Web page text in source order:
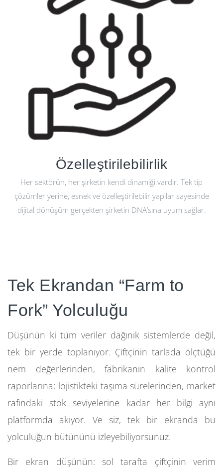
Özelleştirilebilirlik
Her sektörün, her şirketin kendi dinamiği vardır. Tek tip
çözümler yerine, esnek ve özelleştirilebilir yapılar sayesinde
dijital dönüşüm gerçekten şirketin DNA’sına uyum sağlar.
Tek Ekrandan “Farm to
Fork” Yolculuğu
Düşünün ki tüm veriler dağınık sistemlerde değil,
tek bir yerde toplanıyor. Çiftçinin tarlada ölçtüğü
nem değerlerinden, fabrikanın kalite kontrol
raporlarına; lojistikteki taşıma sürelerinden, market
rafındaki stok seviyelerine kadar her bilgi aynı
platformda akıyor. Ve siz, tek bir ekranda bu
yolculuğun bütününü izleyebiliyorsunuz.
Bir ekran düşünün: sol tarafta çiftçinin verim